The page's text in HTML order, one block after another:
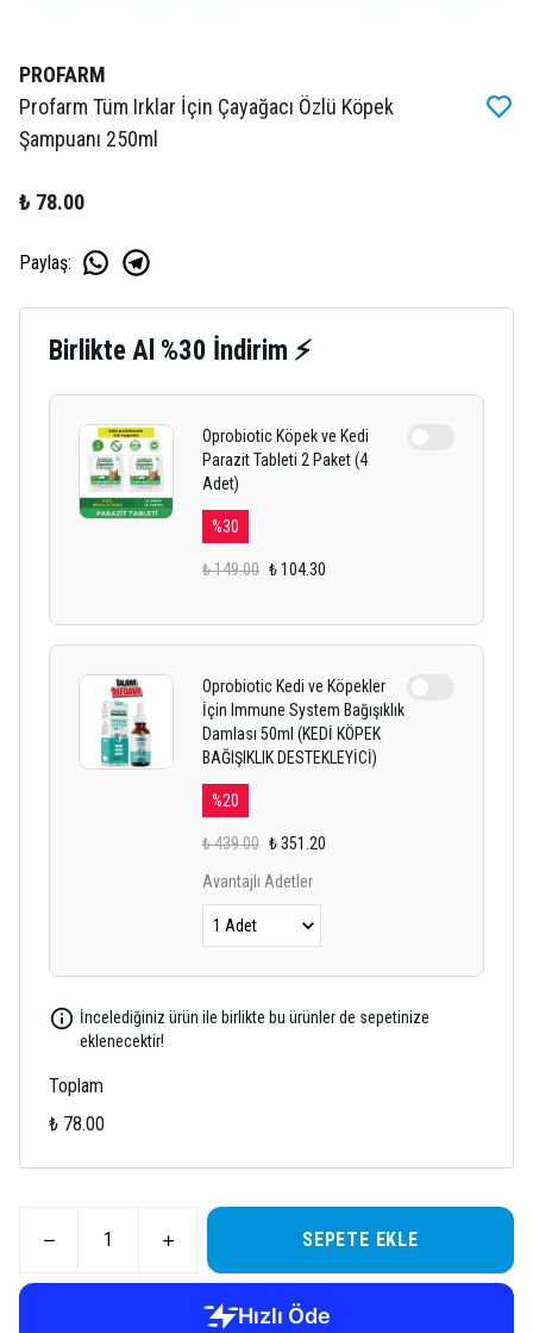
PROFARM
Profarm Tüm Irklar İçin Çayağacı Özlü Köpek
Şampuanı 250ml
₺ 78.00
Paylaş:
Birlikte Al %30 İndirim ⚡
Oprobiotic Köpek ve Kedi
Parazit Tableti 2 Paket (4
Adet)
%30
₺ 149.00 ₺ 104.30
Oprobiotic Kedi ve Köpekler
İçin Immune System Bağışıklık
Damlası 50ml (KEDİ KÖPEK
BAĞIŞIKLIK DESTEKLEYİCİ)
%20
₺ 439.00 ₺ 351.20
Avantajlı Adetler
İncelediğiniz ürün ile birlikte bu ürünler de sepetinize
eklenecektir!
Toplam
₺ 78.00
SEPETE EKLE